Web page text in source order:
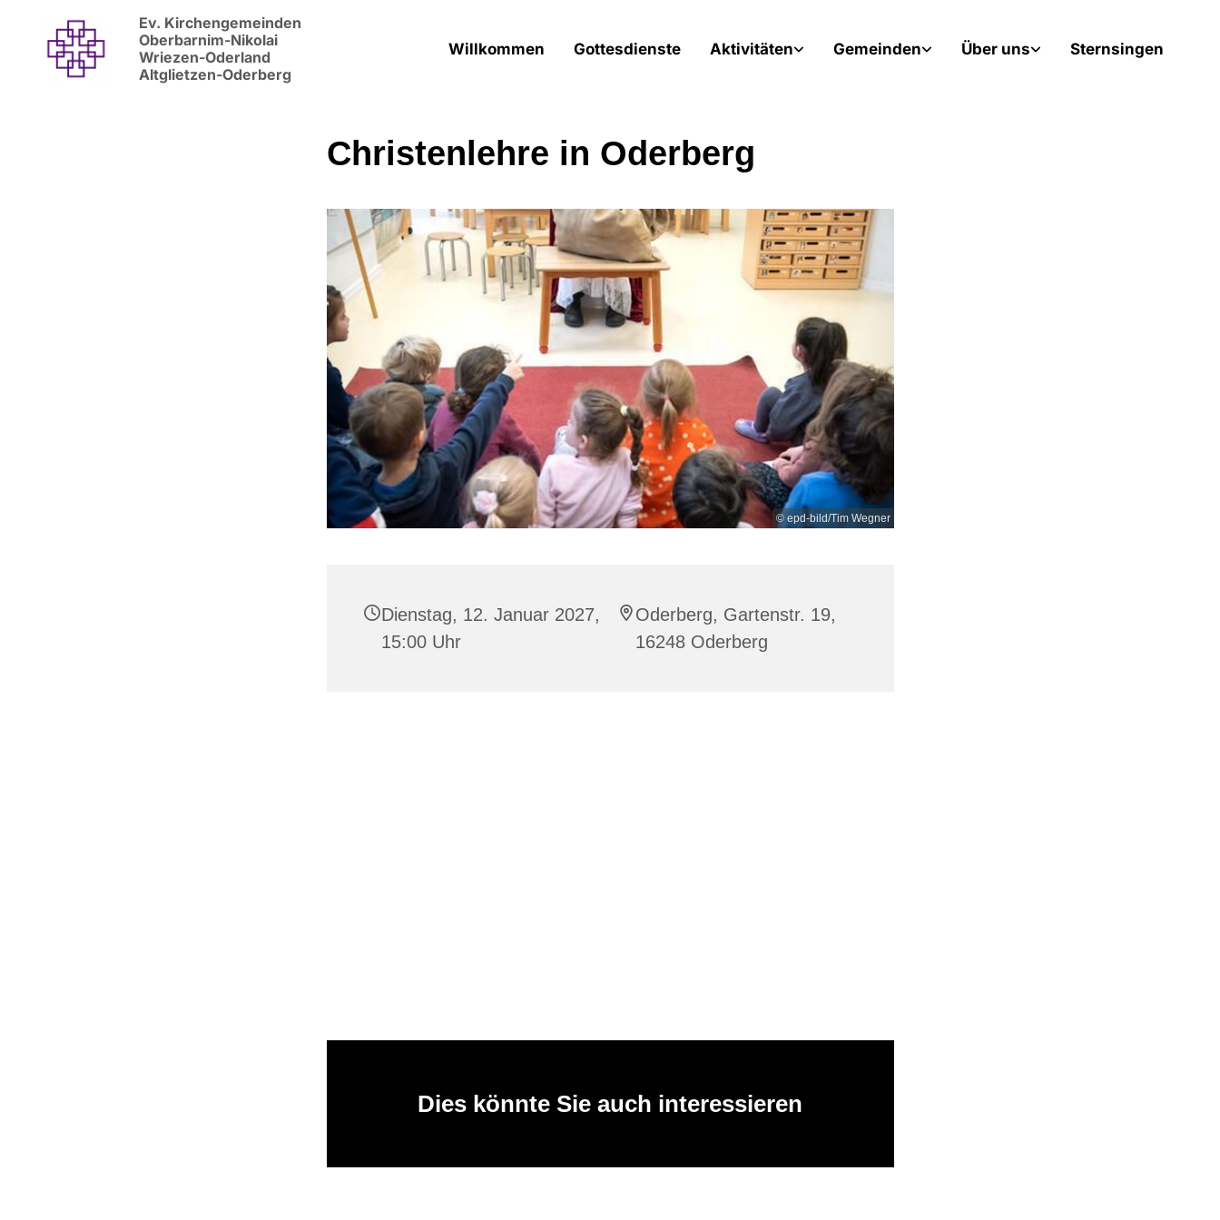
Ev. Kirchengemeinden
Oberbarnim-Nikolai
Wriezen-Oderland
Altglietzen-Oderberg
Willkommen Gottesdienste Aktivitäten Gemeinden Über uns Sternsingen
Christenlehre in Oderberg
© epd-bild/Tim Wegner
Dienstag, 12. Januar 2027,
15:00 Uhr
Oderberg, Gartenstr. 19,
16248 Oderberg
Dies könnte Sie auch interessieren